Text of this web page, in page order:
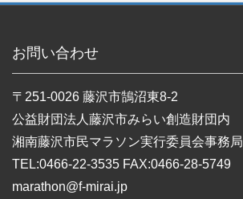
お問い合わせ
〒251-0026 藤沢市鵠沼東8-2
公益財団法人藤沢市みらい創造財団内
湘南藤沢市民マラソン実行委員会事務局
TEL:0466-22-3535 FAX:0466-28-5749
marathon@f-mirai.jp